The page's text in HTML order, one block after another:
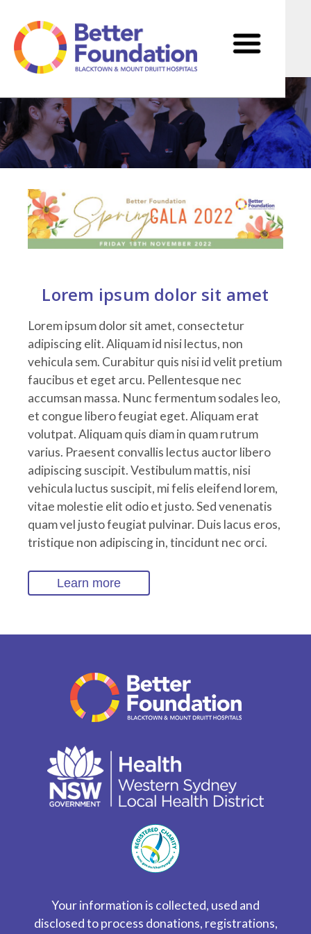
to
content
Lorem ipsum dolor sit amet
Lorem ipsum dolor sit amet, consectetur
adipiscing elit. Aliquam id nisi lectus, non
vehicula sem. Curabitur quis nisi id velit pretium
faucibus et eget arcu. Pellentesque nec
accumsan massa. Nunc fermentum sodales leo,
et congue libero feugiat eget. Aliquam erat
volutpat. Aliquam quis diam in quam rutrum
varius. Praesent convallis lectus auctor libero
adipiscing suscipit. Vestibulum mattis, nisi
vehicula luctus suscipit, mi felis eleifend lorem,
vitae molestie elit odio et justo. Sed venenatis
quam vel justo feugiat pulvinar. Duis lacus eros,
tristique non adipiscing in, tincidunt nec orci.
Your information is collected, used and
disclosed to process donations, registrations,